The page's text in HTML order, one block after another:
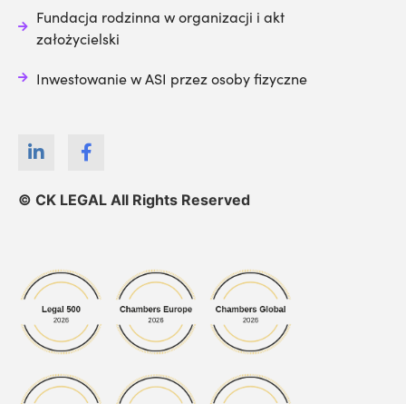
© CK LEGAL All Rights Reserved
Fundacja rodzinna w organizacji i akt
założycielski
Inwestowanie w ASI przez osoby fizyczne